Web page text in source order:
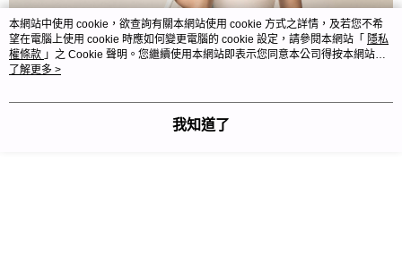
本網站中使用 cookie，欲查詢有關本網站使用 cookie 方式之詳情，及若您不希
望在電腦上使用 cookie 時應如何變更電腦的 cookie 設定，請參閱本網站「 隱私
權條款 」之 Cookie 聲明。您繼續使用本網站即表示您同意本公司得按本網站使
用條款之 Cookie 聲明使用 cookie。
了解更多 >
我知道了